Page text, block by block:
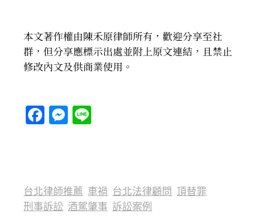
本文著作權由陳禾原律師所有，歡迎分享至社
群，但分享應標示出處並附上原文連結，且禁止
修改內文及供商業使用。
Facebook
Messenger
台北律師推薦 車禍 台北法律顧問 頂替罪
刑事訴訟 酒駕肇事 訴訟案例